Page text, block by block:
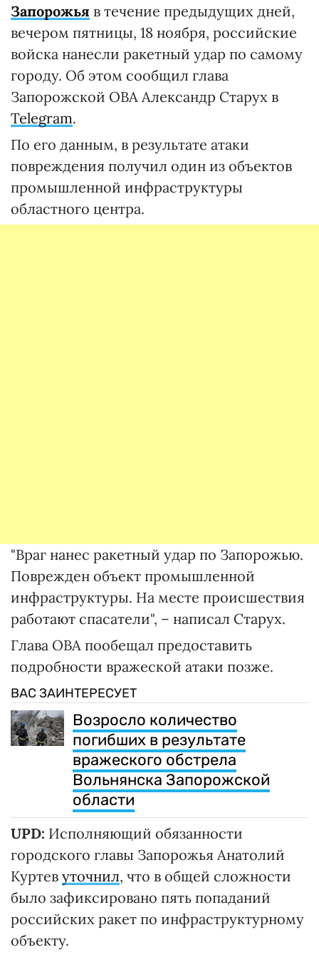
Запорожья в течение предыдущих дней,
вечером пятницы, 18 ноября, российские
войска нанесли ракетный удар по самому
городу. Об этом сообщил глава
Запорожской ОВА Александр Старух в
Telegram.
По его данным, в результате атаки
повреждения получил один из объектов
промышленной инфраструктуры
областного центра.
"Враг нанес ракетный удар по Запорожью.
Поврежден объект промышленной
инфраструктуры. На месте происшествия
работают спасатели", – написал Старух.
Глава ОВА пообещал предоставить
подробности вражеской атаки позже.
ВАС ЗАИНТЕРЕСУЕТ
Возросло количество
погибших в результате
вражеского обстрела
Вольнянска Запорожской
области
UPD: Исполняющий обязанности
городского главы Запорожья Анатолий
Куртев уточнил, что в общей сложности
было зафиксировано пять попаданий
российских ракет по инфраструктурному
объекту.